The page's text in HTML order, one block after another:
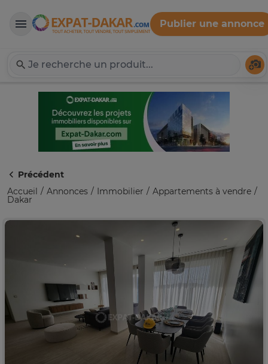
Expat-Dakar
Publier une annonce
Précédent
Accueil
Annonces Immobilier Appartements à vendre
Dakar